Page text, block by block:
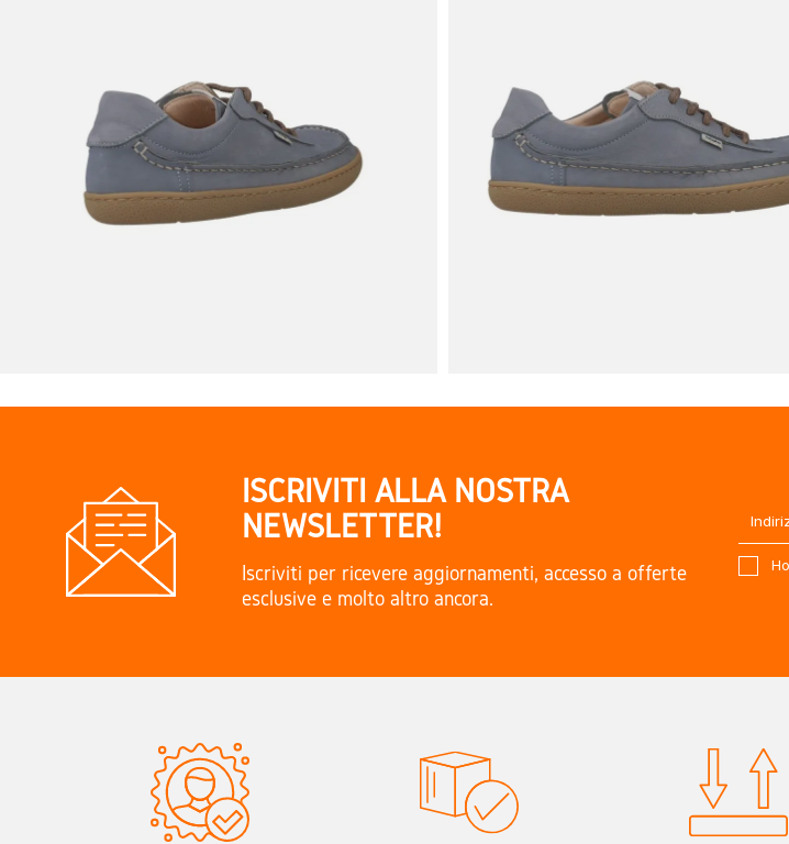
ISCRIVITI ALLA NOSTRA
NEWSLETTER!
Iscriviti per ricevere aggiornamenti, accesso a offerte
esclusive e molto altro ancora.